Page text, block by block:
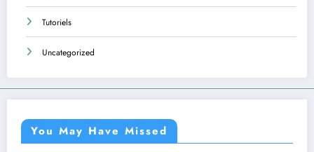
Tutoriels
Uncategorized
You May Have Missed